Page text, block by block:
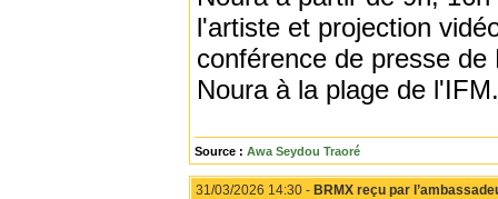
l'artiste et projection
conférence de presse
Noura à la plage de l'IFM.
Source : Awa Seydou Traoré
31/03/2026 14:30 - BRMX reçu par